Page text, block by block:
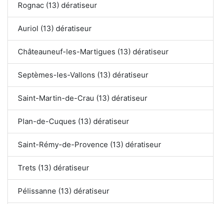
Rognac (13) dératiseur
Auriol (13) dératiseur
Châteauneuf-les-Martigues (13) dératiseur
Septèmes-les-Vallons (13) dératiseur
Saint-Martin-de-Crau (13) dératiseur
Plan-de-Cuques (13) dératiseur
Saint-Rémy-de-Provence (13) dératiseur
Trets (13) dératiseur
Pélissanne (13) dératiseur